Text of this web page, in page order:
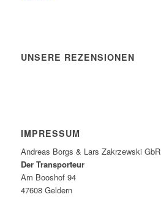
UNSERE REZENSIONEN
IMPRESSUM
Andreas Borgs & Lars Zakrzewski GbR
Der Transporteur
Am Booshof 94
47608 Geldern